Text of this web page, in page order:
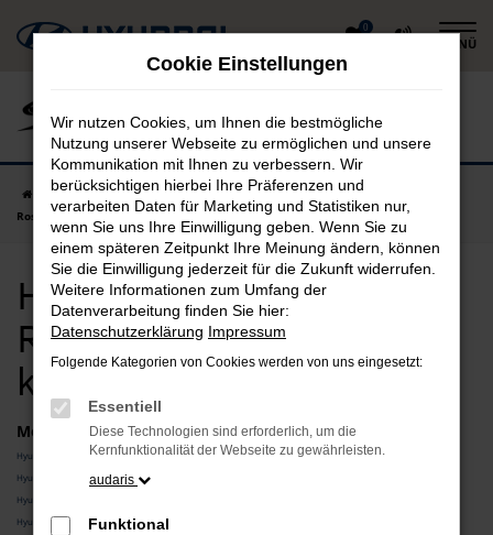
Zum
Hauptinhalt
0
MENÜ
Startseite Rosenheim Hyundai
Hyundai Vorführwagen in
Rosenheim günstig kaufen
Hyundai Vorführwagen in
Rosenheim günstig
kaufen
Modelle
Hyundai i10 Vorführwagen Rosenheim
Hyundai i20 Vorführwagen Rosenheim
Hyundai i30 Vorführwagen Rosenheim
Hyundai KONA Vorführwagen Rosenheim
Cookie Einstellungen
Wir nutzen Cookies, um Ihnen die bestmögliche
Nutzung unserer Webseite zu ermöglichen und unsere
Kommunikation mit Ihnen zu verbessern. Wir
berücksichtigen hierbei Ihre Präferenzen und
verarbeiten Daten für Marketing und Statistiken nur,
wenn Sie uns Ihre Einwilligung geben. Wenn Sie zu
einem späteren Zeitpunkt Ihre Meinung ändern, können
Sie die Einwilligung jederzeit für die Zukunft widerrufen.
Weitere Informationen zum Umfang der
Datenverarbeitung finden Sie hier:
Datenschutzerklärung Impressum
Folgende Kategorien von Cookies werden von uns eingesetzt:
Essentiell
Diese Technologien sind erforderlich, um die
Kernfunktionalität der Webseite zu gewährleisten.
audaris
Funktional